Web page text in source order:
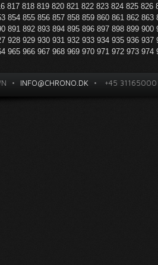
817 818 819 820 821 822 823 824 825 826
854 855 856 857 858 859 860 861 862 863
891 892 893 894 895 896 897 898 899 900
928 929 930 931 932 933 934 935 936 937
965 966 967 968 969 970 971 972 973 974
• INFO@CHRONO.DK • +45 31165000